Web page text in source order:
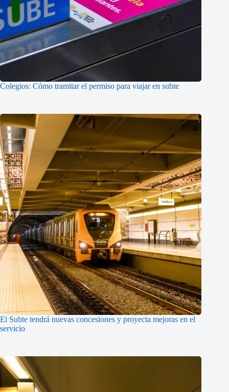
Colegios: Cómo tramitar el permiso para viajar en subte
El Subte tendrá nuevas concesiones y proyecta mejoras en el
servicio